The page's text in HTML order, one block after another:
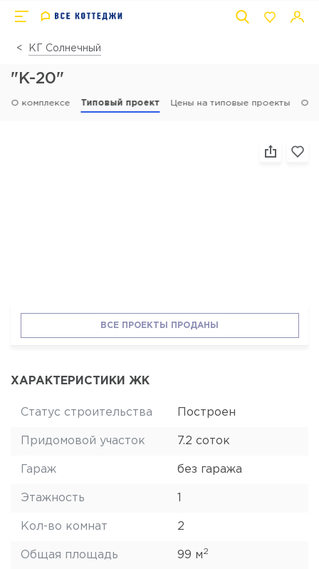
КГ Солнечный
"К-20"
О комплексе Типовый проект Цены на типовые проекты
ВСЕ ПРОЕКТЫ ПРОДАНЫ
ХАРАКТЕРИСТИКИ ЖК
Статус строительства Построен
Придомовой участок 7.2 соток
Гараж без гаража
Этажность
Кол-во комнат 2
Общая площадь 99 м2